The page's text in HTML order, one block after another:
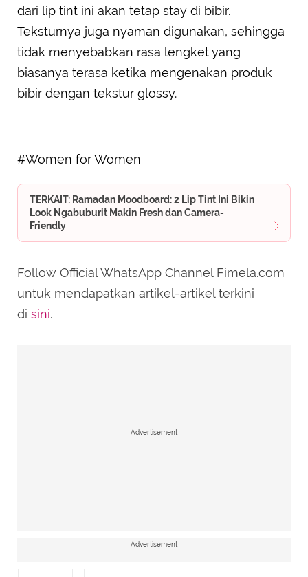
dari lip tint ini akan tetap stay di bibir.
Teksturnya juga nyaman digunakan, sehingga
tidak menyebabkan rasa lengket yang
biasanya terasa ketika mengenakan produk
bibir dengan tekstur glossy.
#Women for Women
TERKAIT: Ramadan Moodboard: 2 Lip Tint Ini Bikin
Look Ngabuburit Makin Fresh dan Camera-
Friendly
Follow Official WhatsApp Channel Fimela.com
untuk mendapatkan artikel-artikel terkini
di sini.
Advertisement
Advertisement